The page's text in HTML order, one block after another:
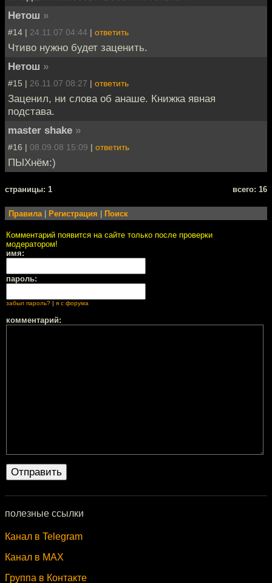
Нетош »
#14 | 24.11.07 04:44 | ответить
Чтиво нужно будет заценить.
Нетош »
#15 | 26.11.07 08:27 | ответить
Заценил, ни слова об анаше. Книжка явная
подстава.
master shake »
#16 | 08.09.08 15:09 | ответить
ПЫХнём:)
cтраницы: 1 всего: 16
Правила Регистрация Поиск
Комментарий появится на сайте только после проверки
модератором!
имя:
пароль:
забыл пароль? | я с форума
комментарий:
полезные ссылки
Канал в Telegram
Канал в MAX
Группа в Контакте